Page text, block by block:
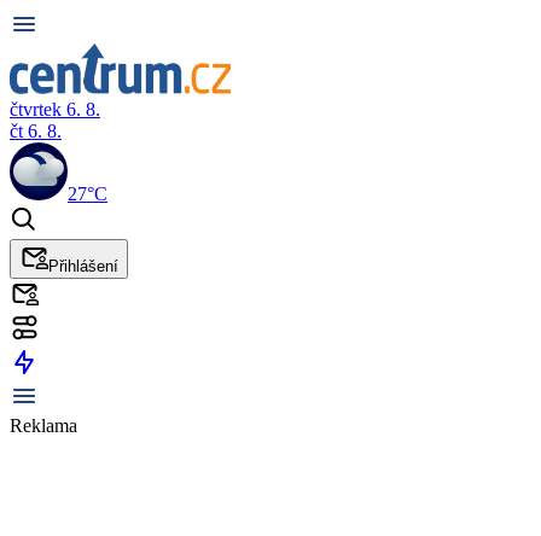
čtvrtek 6. 8.
čt 6. 8.
27°C
Přihlášení
Reklama